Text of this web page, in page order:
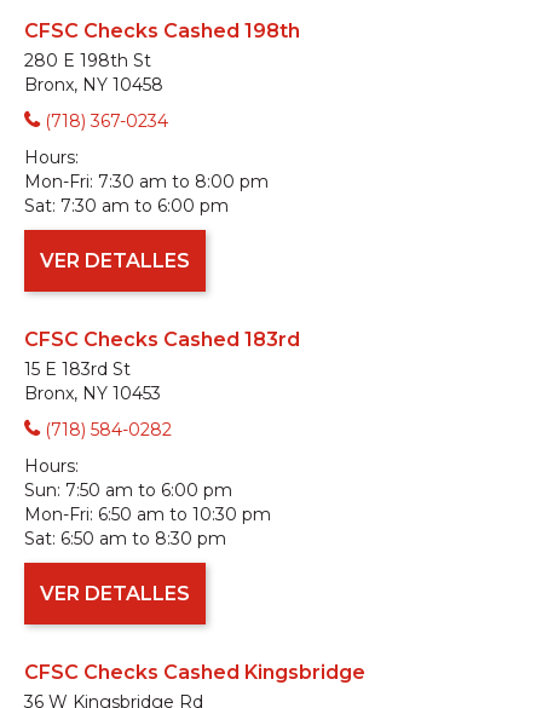
CFSC Checks Cashed 198th
280 E 198th St
Bronx, NY 10458
(718) 367-0234
Hours:
Mon-Fri: 7:30 am to 8:00 pm
Sat: 7:30 am to 6:00 pm
VER DETALLES
CFSC Checks Cashed 183rd
15 E 183rd St
Bronx, NY 10453
(718) 584-0282
Hours:
Sun: 7:50 am to 6:00 pm
Mon-Fri: 6:50 am to 10:30 pm
Sat: 6:50 am to 8:30 pm
VER DETALLES
CFSC Checks Cashed Kingsbridge
36 W Kingsbridge Rd